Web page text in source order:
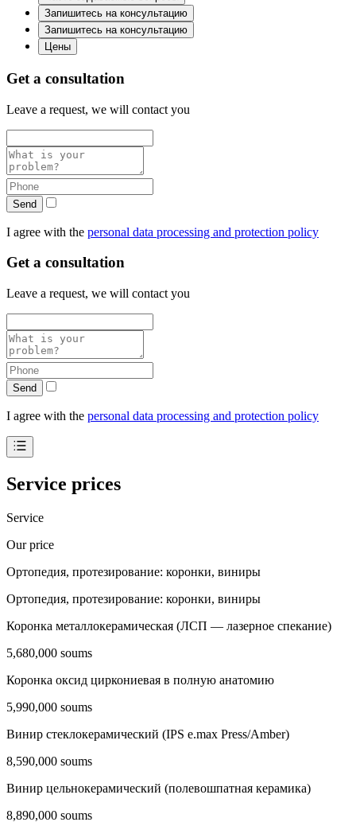
Запишитесь на консультацию
Запишитесь на консультацию
Цены
Get a consultation
Leave a request, we will contact you
Send
I agree with the personal data processing and protection policy
Get a consultation
Leave a request, we will contact you
Send
I agree with the personal data processing and protection policy
Service prices
Service
Our price
Ортопедия, протезирование: коронки, виниры
Ортопедия, протезирование: коронки, виниры
Коронка металлокерамическая (ЛСП — лазерное спекание)
5,680,000 soums
Коронка оксид циркониевая в полную анатомию
5,990,000 soums
Винир стеклокерамический (IPS e.max Press/Amber)
8,590,000 soums
Винир цельнокерамический (полевошпатная керамика)
8,890,000 soums